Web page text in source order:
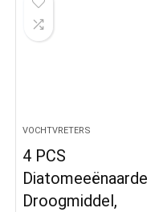
VOCHTVRETERS
4 PCS
Diatomeeënaarde
Droogmiddel,